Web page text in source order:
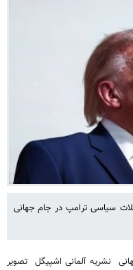
سیاسی ترامپ در جام جهانی
نشریه آلمانی اشپیگل تصویر